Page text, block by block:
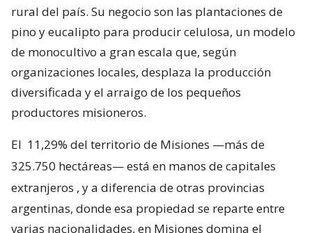
rural del país. Su negocio son las plantaciones de
pino y eucalipto para producir celulosa, un modelo
de monocultivo a gran escala que, según
organizaciones locales, desplaza la producción
diversificada y el arraigo de los pequeños
productores misioneros.
El 11,29% del territorio de Misiones —más de
325.750 hectáreas— está en manos de capitales
extranjeros , y a diferencia de otras provincias
argentinas, donde esa propiedad se reparte entre
varias nacionalidades, en Misiones domina el